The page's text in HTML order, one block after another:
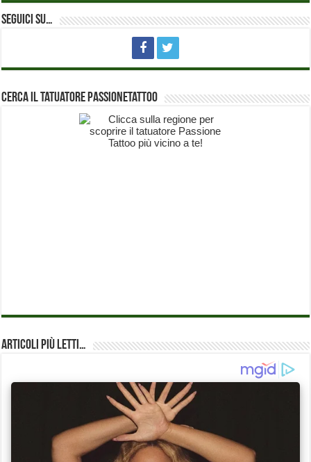
Seguici su…
Cerca il Tatuatore PassioneTattoo
Articoli più Letti…